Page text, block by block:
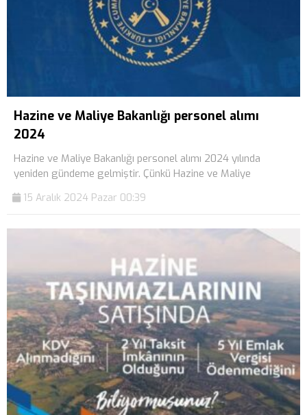
Hazine ve Maliye Bakanlığı personel alımı
2024
Hazine ve Maliye Bakanlığı personel alımı 2024 yılında
yeniden gündeme gelmiştir. Çünkü Hazine ve Maliye
15 Aralık 2024 Pazar 00:39